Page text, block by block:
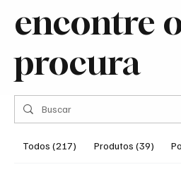
encontre
procura
Todos (217) Produtos (39)